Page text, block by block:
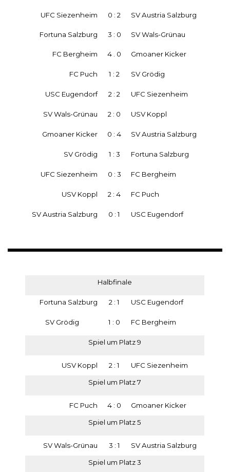
UFC Siezenheim 0 : 2 SV Austria Salzburg
Fortuna Salzburg 3 : 0 SV Wals-Grünau
FC Bergheim 4 . 0 Gmoaner Kicker
FC Puch 1 : 2 SV Grödig
USC Eugendorf 2 : 2 UFC Siezenheim
SV Wals-Grünau 2 : 0 USV Koppl
Gmoaner Kicker 0 : 4 SV Austria Salzburg
SV Grödig 1 : 3 Fortuna Salzburg
UFC Siezenheim 0 : 3 FC Bergheim
USV Koppl 2 : 4 FC Puch
SV Austria Salzburg 0 : 1 USC Eugendorf
Halbfinale
Fortuna Salzburg 2 : 1 USC Eugendorf
SV Grödig 1 : 0 FC Bergheim
Spiel um Platz 9
USV Koppl 2 : 1 UFC Siezenheim
Spiel um Platz 7
FC Puch 4 : 0 Gmoaner Kicker
Spiel um Platz 5
SV Wals-Grünau 3 : 1 SV Austria Salzburg
Spiel um Platz 3